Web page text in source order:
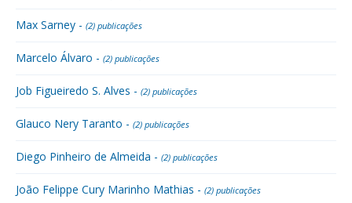
Max Sarney - (2) publicações
Marcelo Álvaro - (2) publicações
Job Figueiredo S. Alves - (2) publicações
Glauco Nery Taranto - (2) publicações
Diego Pinheiro de Almeida - (2) publicações
João Felippe Cury Marinho Mathias - (2) publicações